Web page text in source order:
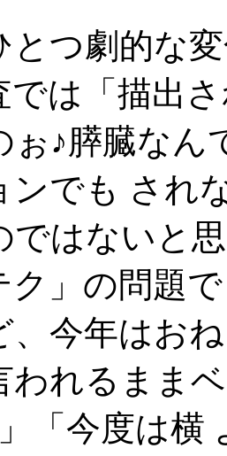
つ劇的な
では「描出
ぉ♪膵臓なん
ンでも され
ではないと
ク」の問題
、今年はお
われるまま
「今度は横